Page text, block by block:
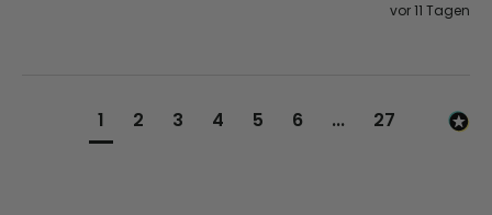
vor 11 Tagen
1 2 3 4 5 6 ... 27